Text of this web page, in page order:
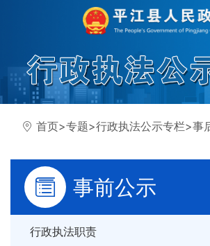
首页>专题>行政执法公示专栏>事
事前公示
行政执法职责